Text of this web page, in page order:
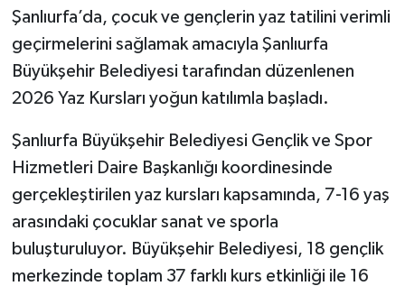
Şanlıurfa’da, çocuk ve gençlerin yaz tatilini verimli
geçirmelerini sağlamak amacıyla Şanlıurfa
Büyükşehir Belediyesi tarafından düzenlenen
2026 Yaz Kursları yoğun katılımla başladı.
Şanlıurfa Büyükşehir Belediyesi Gençlik ve Spor
Hizmetleri Daire Başkanlığı koordinesinde
gerçekleştirilen yaz kursları kapsamında, 7-16 yaş
arasındaki çocuklar sanat ve sporla
buluşturuluyor. Büyükşehir Belediyesi, 18 gençlik
merkezinde toplam 37 farklı kurs etkinliği ile 16